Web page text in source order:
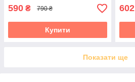
590 ₴ 790 ₴
Купити
602
Показати ще